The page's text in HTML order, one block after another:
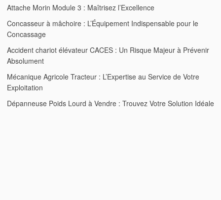
Attache Morin Module 3 : Maîtrisez l’Excellence
Concasseur à mâchoire : L’Équipement Indispensable pour le
Concassage
Accident chariot élévateur CACES : Un Risque Majeur à Prévenir
Absolument
Mécanique Agricole Tracteur : L’Expertise au Service de Votre
Exploitation
Dépanneuse Poids Lourd à Vendre : Trouvez Votre Solution Idéale